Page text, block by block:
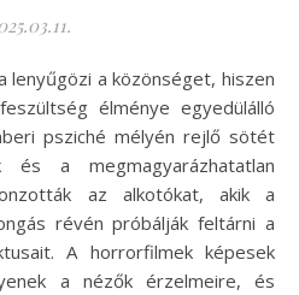
élménye egyedülálló
psziché mélyén rejlő sötét
a megmagyarázhatatlan
az alkotókat, akik a
révén próbálják feltárni a
A horrorfilmek képesek
a nézők érzelmeire, és